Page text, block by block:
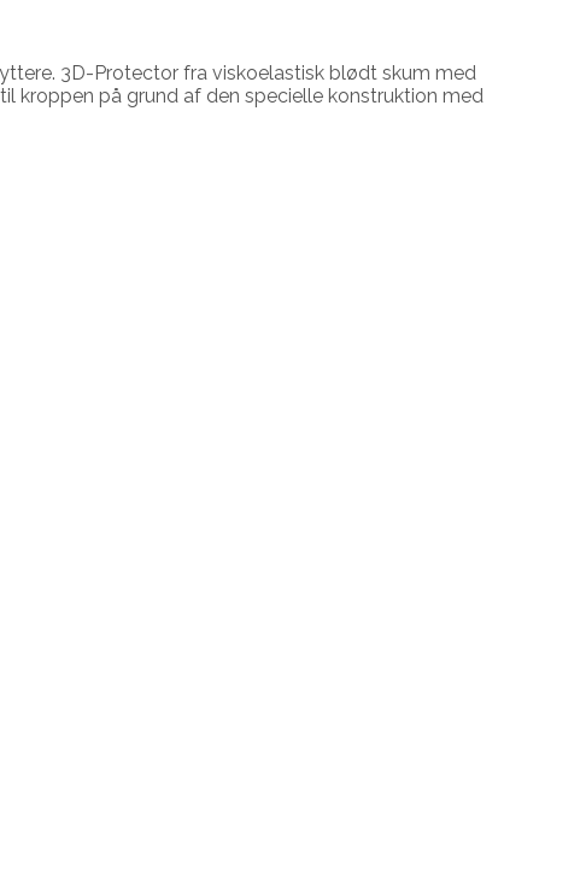
3D-Protector fra viskoelastisk blødt skum med
kroppen på grund af den specielle konstruktion med